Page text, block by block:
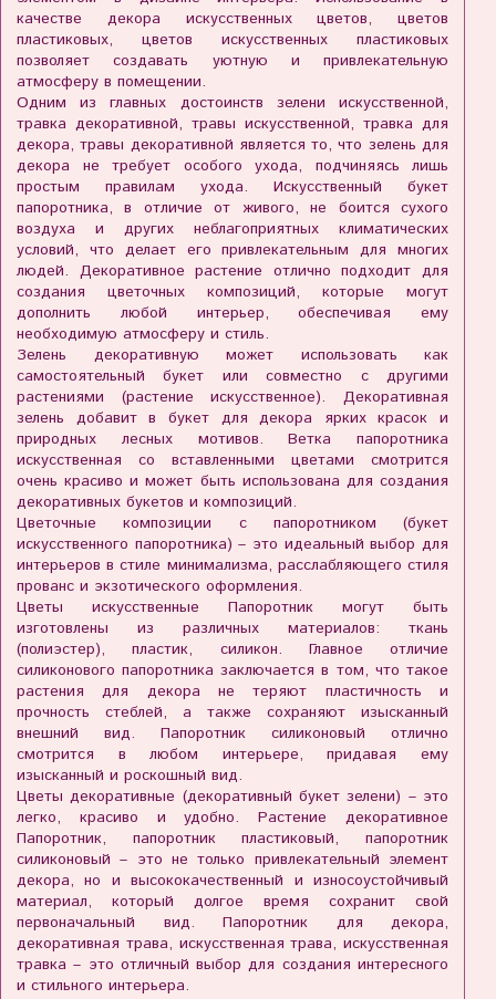
качестве декора искусственных цветов, цветов
пластиковых, цветов искусственных пластиковых
позволяет создавать уютную и привлекательную
атмосферу в помещении.
Одним из главных достоинств зелени искусственной,
травка декоративной, травы искусственной, травка для
декора, травы декоративной является то, что зелень для
декора не требует особого ухода, подчиняясь лишь
простым правилам ухода. Искусственный букет
папоротника, в отличие от живого, не боится сухого
воздуха и других неблагоприятных климатических
условий, что делает его привлекательным для многих
людей. Декоративное растение отлично подходит для
создания цветочных композиций, которые могут
дополнить любой интерьер, обеспечивая ему
необходимую атмосферу и стиль.
Зелень декоративную может использовать как
самостоятельный букет или совместно с другими
растениями (растение искусственное). Декоративная
зелень добавит в букет для декора ярких красок и
природных лесных мотивов. Ветка папоротника
искусственная со вставленными цветами смотрится
очень красиво и может быть использована для создания
декоративных букетов и композиций.
Цветочные композиции с папоротником (букет
искусственного папоротника) – это идеальный выбор для
интерьеров в стиле минимализма, расслабляющего стиля
прованс и экзотического оформления.
Цветы искусственные Папоротник могут быть
изготовлены из различных материалов: ткань
(полиэстер), пластик, силикон. Главное отличие
силиконового папоротника заключается в том, что такое
растения для декора не теряют пластичность и
прочность стеблей, а также сохраняют изысканный
внешний вид. Папоротник силиконовый отлично
смотрится в любом интерьере, придавая ему
изысканный и роскошный вид.
Цветы декоративные (декоративный букет зелени) – это
легко, красиво и удобно. Растение декоративное
Папоротник, папоротник пластиковый, папоротник
силиконовый – это не только привлекательный элемент
декора, но и высококачественный и износоустойчивый
материал, который долгое время сохранит свой
первоначальный вид. Папоротник для декора,
декоративная трава, искусственная трава, искусственная
травка – это отличный выбор для создания интересного
и стильного интерьера.